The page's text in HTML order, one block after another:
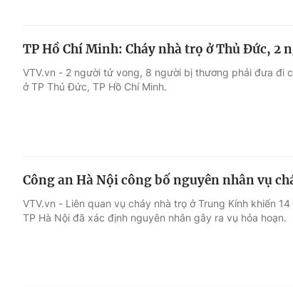
Điện ảnh
Âm nhạc
Sao
Du lịch
Làm đẹp
TP Hồ Chí Minh: Cháy nhà trọ ở Thủ Đức, 2
VTV.vn - 2 người tử vong, 8 người bị thương phải đưa đi
ở TP Thủ Đức, TP Hồ Chí Minh.
Công an Hà Nội công bố nguyên nhân vụ
VTV.vn - Liên quan vụ cháy nhà trọ ở Trung Kính khiến
TP Hà Nội đã xác định nguyên nhân gây ra vụ hỏa hoạn.